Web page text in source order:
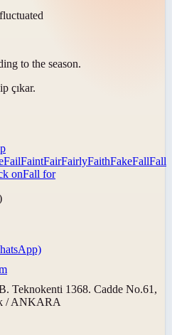
to the season.
çıkar.
FailFaintFairFairlyFaithFakeFallFall
onFall for
Teknokenti 1368. Cadde No.61,
/ ANKARA